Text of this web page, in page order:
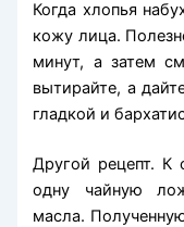
Когда хлопья
кожу лица.
минут, а затем
вытирайте, а
гладкой и
Другой рецепт. К
одну чайную
масла.